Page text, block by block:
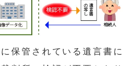
保管されている遺言書に